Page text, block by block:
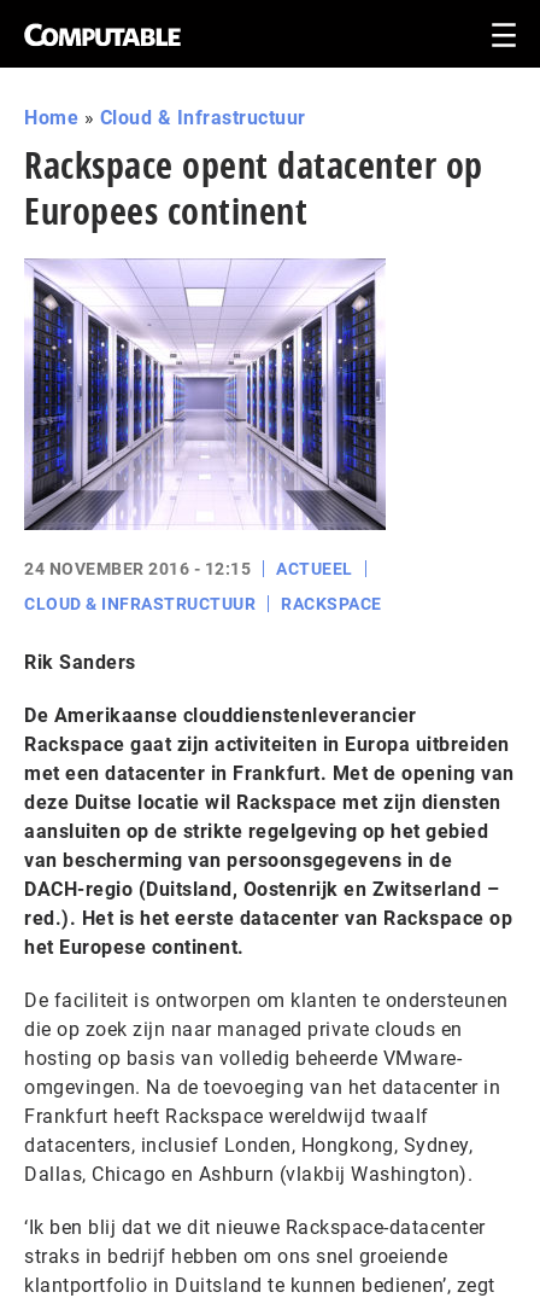
Home » Cloud & Infrastructuur
Rackspace opent datacenter op
Europees continent
24 NOVEMBER 2016 - 12:15
ACTUEEL
CLOUD & INFRASTRUCTUUR
RACKSPACE
Rik Sanders
De Amerikaanse clouddienstenleverancier
Rackspace gaat zijn activiteiten in Europa uitbreiden
met een datacenter in Frankfurt. Met de opening van
deze Duitse locatie wil Rackspace met zijn diensten
aansluiten op de strikte regelgeving op het gebied
van bescherming van persoonsgegevens in de
DACH-regio (Duitsland, Oostenrijk en Zwitserland –
red.). Het is het eerste datacenter van Rackspace op
het Europese continent.
De faciliteit is ontworpen om klanten te ondersteunen
die op zoek zijn naar managed private clouds en
hosting op basis van volledig beheerde VMware-
omgevingen. Na de toevoeging van het datacenter in
Frankfurt heeft Rackspace wereldwijd twaalf
datacenters, inclusief Londen, Hongkong, Sydney,
Dallas, Chicago en Ashburn (vlakbij Washington).
‘Ik ben blij dat we dit nieuwe Rackspace-datacenter
straks in bedrijf hebben om ons snel groeiende
klantportfolio in Duitsland te kunnen bedienen’, zegt